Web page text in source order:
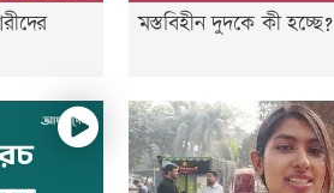
মস্তবিহীন দুদকে কী হচ্ছে?